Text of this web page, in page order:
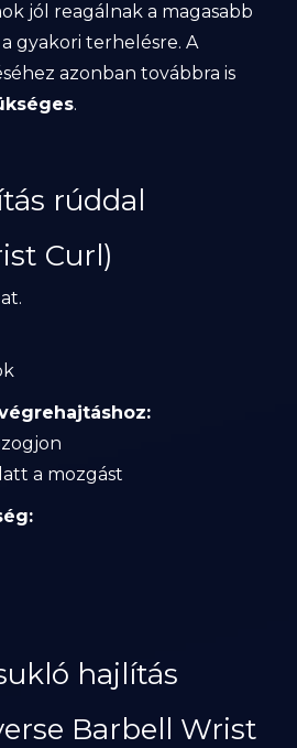
jól reagálnak a magasabb
gyakori terhelésre. A
azonban továbbra is
.
rúddal
Curl)
a mozgást
hajlítás
Barbell Wrist